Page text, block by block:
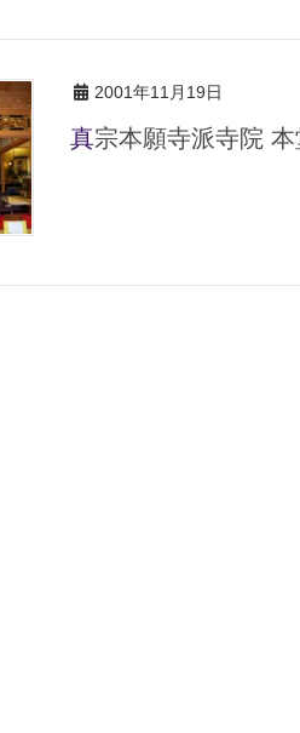
2001年11月19日
真宗本願寺派寺院